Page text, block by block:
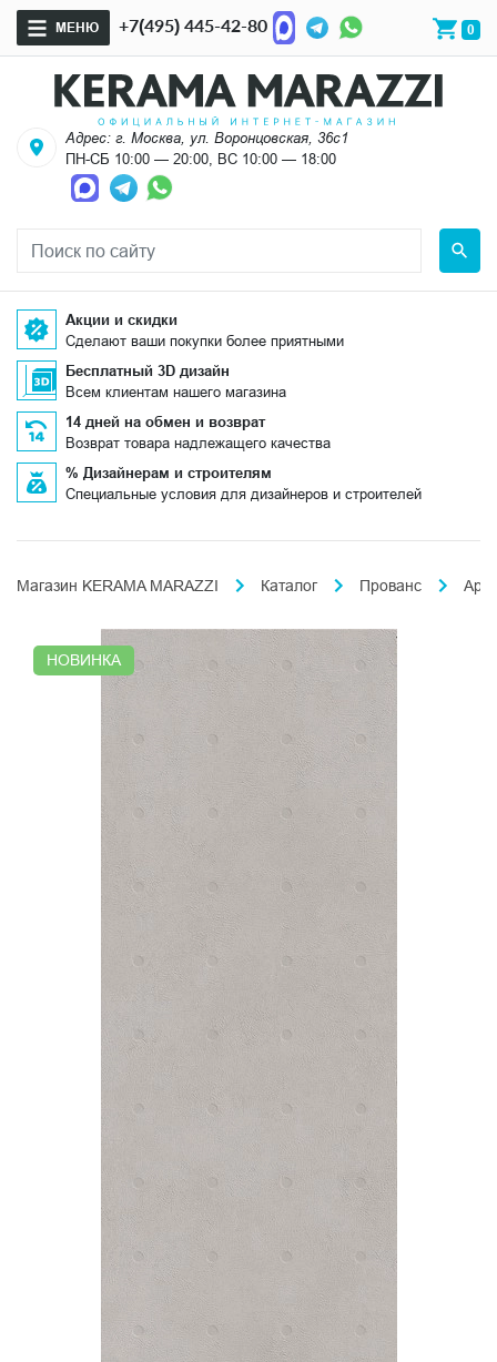
МЕНЮ +7(495) 445-42-80 0
Адрес: г. Москва, ул. Воронцовская, 36с1
ПН-СБ 10:00 — 20:00, ВС 10:00 — 18:00
Акции и скидки
Сделают ваши покупки более приятными
Бесплатный 3D дизайн
Всем клиентам нашего магазина
14 дней на обмен и возврат
Возврат товара надлежащего качества
% Дизайнерам и строителям
Специальные условия для дизайнеров и строителей
Магазин KERAMA MARAZZI Каталог Прованс
НОВИНКА